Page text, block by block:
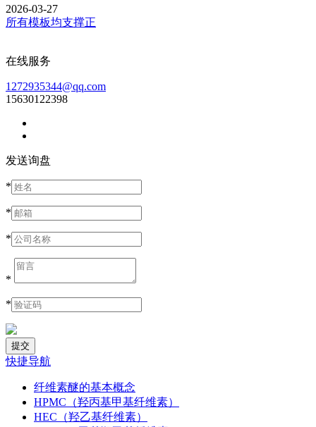
2026-03-27
所有模板均支撑正
在线服务
1272935344@qq.com
15630122398
发送询盘
*
*
*
*
*
快捷导航
纤维素醚的基本概念
HPMC（羟丙基甲基纤维素）
HEC（羟乙基纤维素）